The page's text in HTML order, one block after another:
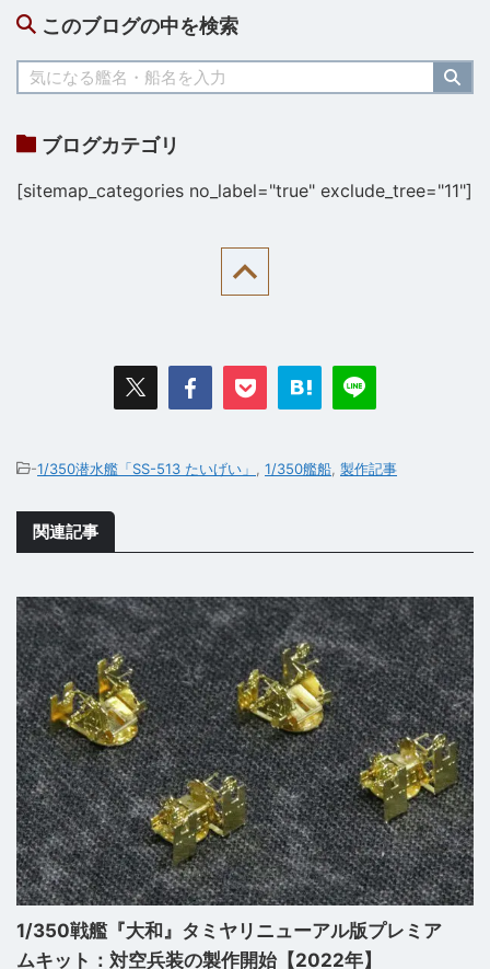
このブログの中を検索
ブログカテゴリ
[sitemap_categories no_label="true" exclude_tree="11"]
-1/350潜水艦「SS-513 たいげい」 , 1/350艦船, 製作記事
関連記事
1/350戦艦『大和』タミヤリニューアル版プレミア
ムキット：対空兵装の製作開始【2022年】